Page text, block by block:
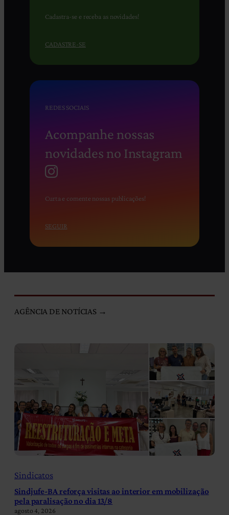
Cadastra-se e receba as novidades!
CADASTRE-SE
REDES SOCIAIS
Acompanhe nossas
novidades no Instagram
Curta e comente nossas publicações!
SEGUIR
AGÊNCIA DE NOTÍCIAS →
Sindicatos
Sindjufe-BA reforça visitas ao interior em mobilização
pela paralisação no dia 13/8
agosto 4, 2026